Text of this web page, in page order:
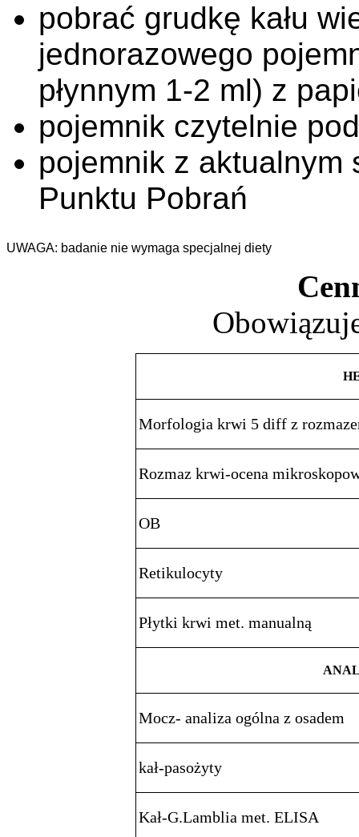
pobrać grudkę kału
jednorazowego
płynnym 1-2 ml) z
pojemnik czytelnie
pojemnik z aktualnym
Punktu Pobrań
UWAGA: badanie nie wymaga specjalnej diety
Morfologia krwi 5 diff z
Rozmaz krwi-ocena
OB
Retikulocyty
Płytki krwi met. manualną
Mocz- analiza ogólna z osadem
kał-pasożyty
Kał-G.Lamblia met. ELISA